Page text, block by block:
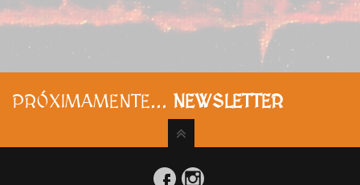
PRÓXIMAMENTE... NEWSLETTER